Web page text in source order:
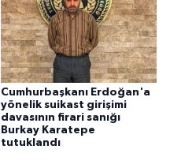
Cumhurbaşkanı Erdoğan'a
yönelik suikast girişimi
davasının firari sanığı
Burkay Karatepe
tutuklandı